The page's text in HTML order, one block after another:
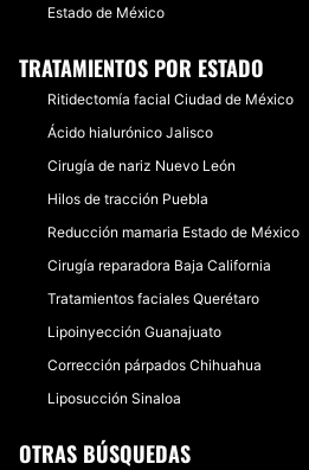
Estado de México
TRATAMIENTOS POR ESTADO
Ritidectomía facial Ciudad de México
Ácido hialurónico Jalisco
Cirugía de nariz Nuevo León
Hilos de tracción Puebla
Reducción mamaria Estado de México
Cirugía reparadora Baja California
Tratamientos faciales Querétaro
Lipoinyección Guanajuato
Corrección párpados Chihuahua
Liposucción Sinaloa
OTRAS BÚSQUEDAS